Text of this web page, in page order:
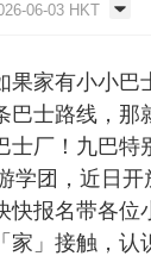
06-03 HKT
果家有小小巴
巴士路线，那
士厂！九巴特
学团，近日开
快报名带各位
家」接触，认